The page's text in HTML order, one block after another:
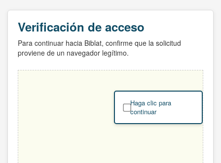
Verificación de acceso
Para continuar hacia Biblat, confirme que la solicitud
proviene de un navegador legítimo.
Haga clic para
continuar